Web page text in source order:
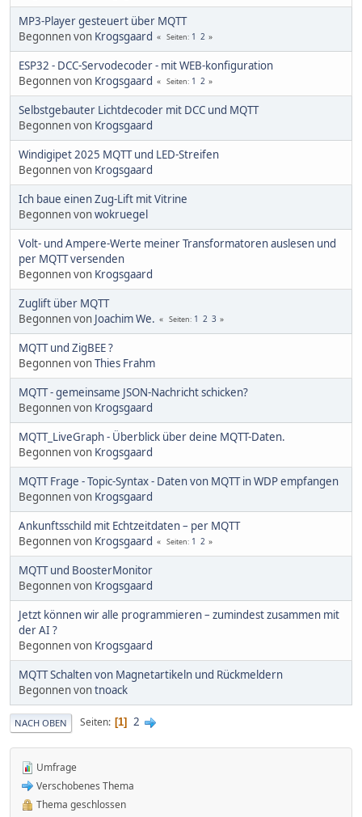
MP3-Player gesteuert über MQTT
Begonnen von Krogsgaard Seiten 1 2
ESP32 - DCC-Servodecoder - mit WEB-konfiguration
Begonnen von Krogsgaard Seiten 1 2
Selbstgebauter Lichtdecoder mit DCC und MQTT
Begonnen von Krogsgaard
Windigipet 2025 MQTT und LED-Streifen
Begonnen von Krogsgaard
Ich baue einen Zug-Lift mit Vitrine
Begonnen vonwokruegel
Volt- und Ampere-Werte meiner Transformatoren auslesen und
per MQTT versenden
Begonnen von Krogsgaard
Zuglift über MQTT
Begonnen von Joachim We. Seiten 1 2 3
MQTT und ZigBEE ?
Begonnen vonThies Frahm
MQTT - gemeinsame JSON-Nachricht schicken?
Begonnen von Krogsgaard
MQTT_LiveGraph - Überblick über deine MQTT-Daten.
Begonnen von Krogsgaard
MQTT Frage - Topic-Syntax - Daten von MQTT in WDP empfangen
Begonnen von Krogsgaard
Ankunftsschild mit Echtzeitdaten – per MQTT
Begonnen von Krogsgaard Seiten 1 2
MQTT und BoosterMonitor
Begonnen von Krogsgaard
Jetzt können wir alle programmieren – zumindest zusammen mit
der AI ?
Begonnen von Krogsgaard
MQTT Schalten von Magnetartikeln und Rückmeldern
Begonnen vontnoack
NACH OBEN Seiten 1 2
Umfrage
Verschobenes Thema
Thema geschlossen